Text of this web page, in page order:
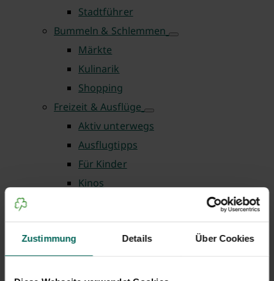
Zustimmung Details Über Cookies
Stadtführer
Bummeln & Schlemmen
Märkte
Kulinarik
Shopping
Freizeit & Ausflüge
Aktiv unterwegs
Ausflugtipps
Für Kinder
Kinos
Oasen der Entspannung
Wandern und spazieren
Planen & Buchen
Übernachten in Fürth